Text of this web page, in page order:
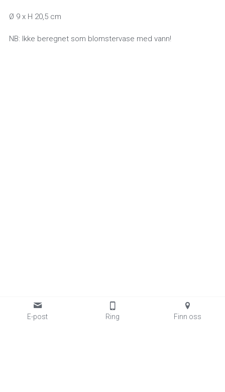
Ø 9 x H 20,5 cm
NB: Ikke beregnet som blomstervase med vann!
E-post Ring Finn oss